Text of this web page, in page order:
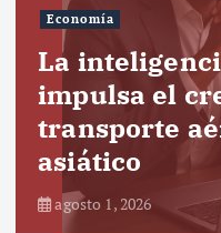
Economía
La
impulsa el
transporte
asiático
agosto 1, 2026